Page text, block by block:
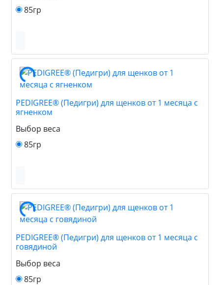
85гр
PEDIGREE® (Педигри) для щенков от 1 месяца с
ягненком
Выбор веса
85гр
PEDIGREE® (Педигри) для щенков от 1 месяца с
говядиной
Выбор веса
85гр